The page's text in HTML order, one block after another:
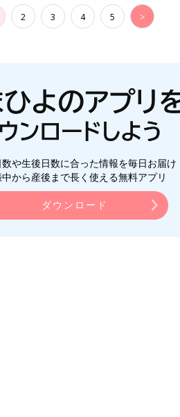
2 3 4 5 >
や生後日数に合った情報を毎日お届け
から産後まで長く使える無料アプリ
ダウンロード